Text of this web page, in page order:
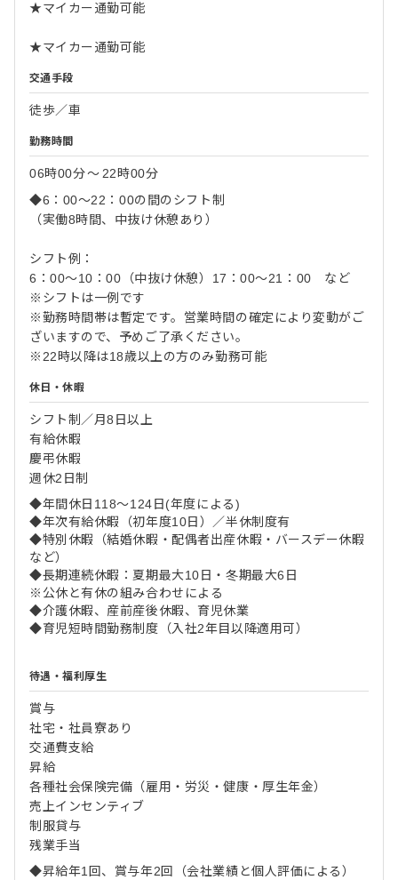
★マイカー通勤可能
★マイカー通勤可能
交通手段
徒歩／車
勤務時間
06時00分〜22時00分
◆6：00～22：00の間のシフト制
（実働8時間、中抜け休憩あり）
シフト例：
6：00～10：00（中抜け休憩）17：00～21：00 など
※シフトは一例です
※勤務時間帯は暫定です。営業時間の確定により変動がご
ざいますので、予めご了承ください。
※22時以降は18歳以上の方のみ勤務可能
休日・休暇
シフト制／月8日以上
有給休暇
慶弔休暇
週休2日制
◆年間休日118～124日(年度による)
◆年次有給休暇（初年度10日）／半休制度有
◆特別休暇（結婚休暇・配偶者出産休暇・バースデー休暇
など）
◆長期連続休暇：夏期最大10日・冬期最大6日
※公休と有休の組み合わせによる
◆介護休暇、産前産後休暇、育児休業
◆育児短時間勤務制度（入社2年目以降適用可）
待遇・福利厚生
賞与
社宅・社員寮あり
交通費支給
昇給
各種社会保険完備（雇用・労災・健康・厚生年金）
売上インセンティブ
制服貸与
残業手当
◆昇給年1回、賞与年2回（会社業績と個人評価による）